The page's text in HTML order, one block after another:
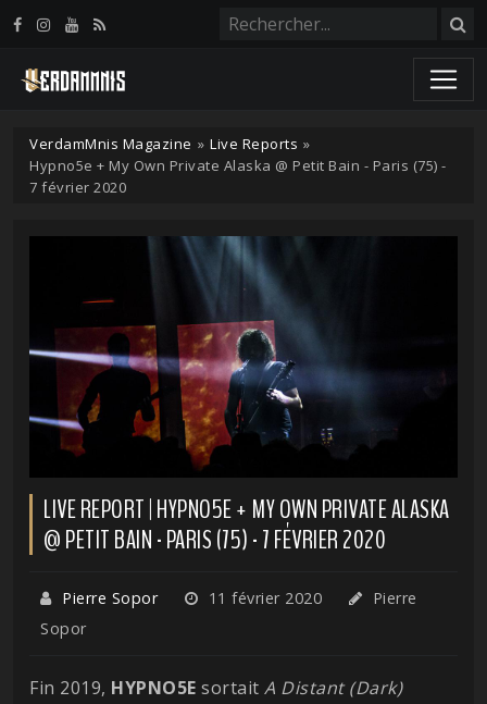
VerdamMnis Magazine » Live Reports »
Hypno5e + My Own Private Alaska @ Petit Bain - Paris (75) -
7 février 2020
LIVE REPORT | HYPNO5E + MY OWN PRIVATE ALASKA
@ PETIT BAIN - PARIS (75) - 7 FÉVRIER 2020
Pierre Sopor 11 février 2020
Pierre
Sopor
Fin 2019, HYPNO5E sortait A Distant (Dark)
Panneau de gestion des cookies